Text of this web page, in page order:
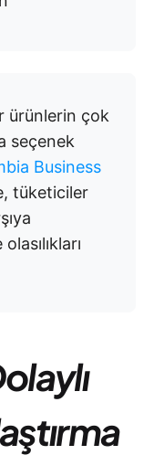
ürünlerin çok
seçenek
Business
tüketiciler